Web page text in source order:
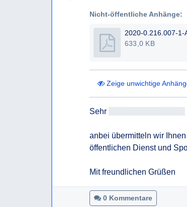
Nicht-öffentliche Anhänge:
633,0 KB
Zeige unwichtige
Sehr
anbei übermitteln wir
öffentlichen Dienst und
Mit freundlichen Grüßen
0 Kommentare